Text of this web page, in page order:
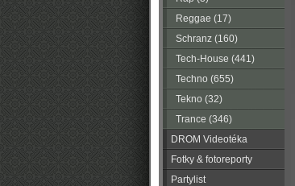
Reggae (17)
Schranz (160)
Tech-House (441)
Techno (655)
Tekno (32)
Trance (346)
DROM Videotéka
Fotky & fotoreporty
Partylist